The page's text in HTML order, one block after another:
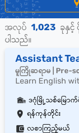
အလုပ် 1,023 ခုနှင့်
ပါသည်။
Assistant
မူကြိုဆရာမ | Pre-
Learn English
ရန်ကုန်တိုင်း
ဒဂုံမြို့သစ်မြောက်
လစာကြည့်မယ်